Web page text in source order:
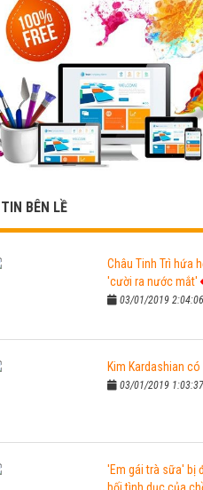
TIN BÊN LỀ
Châu Tinh Trì hứa
'cười ra nước mắt'
03/01/2019
Kim Kardashian
03/01/2019
'Em gái trà sữa' bị